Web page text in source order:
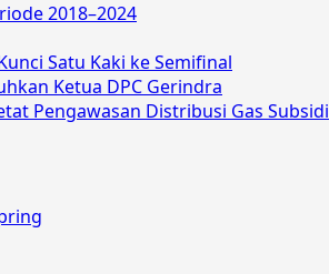
2018–2024
Satu Kaki ke Semifinal
Ketua DPC Gerindra
Pengawasan Distribusi Gas Subsidi